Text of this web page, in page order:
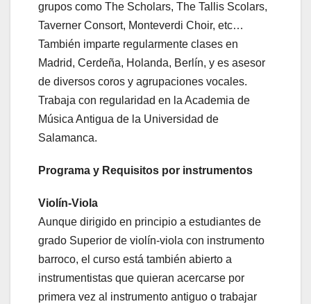
grupos como The Scholars, The Tallis Scolars,
Taverner Consort, Monteverdi Choir, etc…
También imparte regularmente clases en
Madrid, Cerdeña, Holanda, Berlín, y es asesor
de diversos coros y agrupaciones vocales.
Trabaja con regularidad en la Academia de
Música Antigua de la Universidad de
Salamanca.
Programa y Requisitos por instrumentos
Violín-Viola
Aunque dirigido en principio a estudiantes de
grado Superior de violín-viola con instrumento
barroco, el curso está también abierto a
instrumentistas que quieran acercarse por
primera vez al instrumento antiguo o trabajar